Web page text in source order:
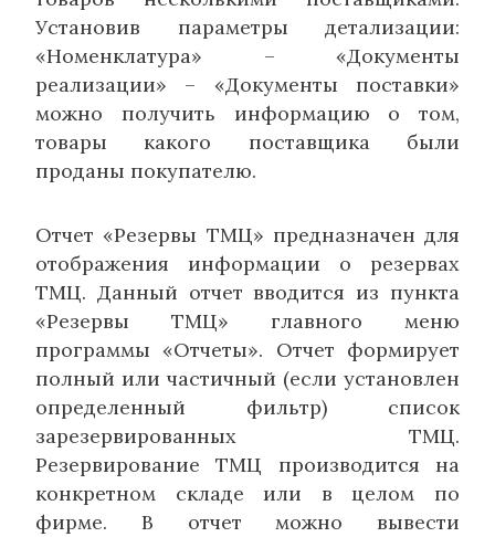
Установив параметры детализации:
«Номенклатура» – «Документы
реализации» – «Документы поставки»
можно получить информацию о том,
товары какого поставщика были
проданы покупателю.
Отчет «Резервы ТМЦ» предназначен для
отображения информации о резервах
ТМЦ. Данный отчет вводится из пункта
«Резервы ТМЦ» главного меню
программы «Отчеты». Отчет формирует
полный или частичный (если установлен
определенный фильтр) список
зарезервированных ТМЦ.
Резервирование ТМЦ производится на
конкретном складе или в целом по
фирме. В отчет можно вывести